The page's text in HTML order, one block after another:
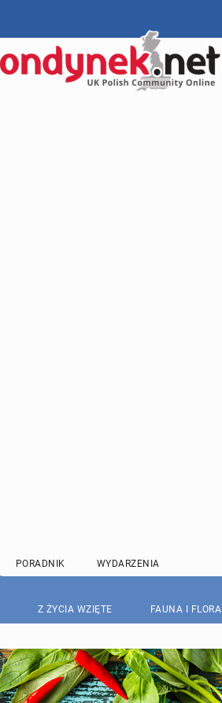
PORADNIK WYDARZENIA
Z ŻYCIA WZIĘTE FAUNA I FLORA